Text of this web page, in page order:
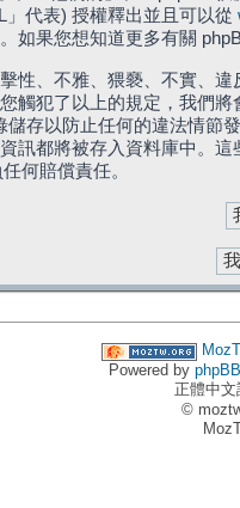
」代表) 授權釋出並且可以從
如果您想知道更多有關
性、不雅、猥褻、不實、
觸犯了以上的規定，我們
存以防止任何的違法情
訊都將被存入資料庫中。
何賠償責任。
Powered by phpBB
正體中文
©